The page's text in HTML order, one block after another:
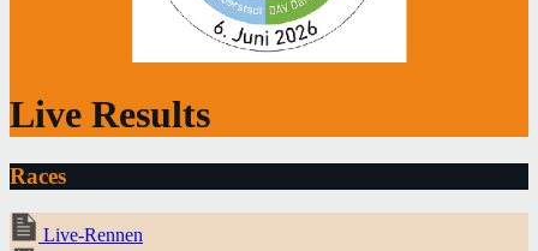
Live Results
Races
Live-Rennen